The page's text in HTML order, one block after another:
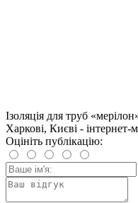
Ізоляція для труб
Харкові, Києві -
Оцініть публікацію: